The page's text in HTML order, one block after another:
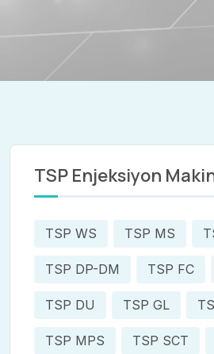
TSP Enjeksiyon
TSP WS TSP MS
TSP DP-DM TSP FC
TSP DU TSP GL
TSP MPS TSP SCT